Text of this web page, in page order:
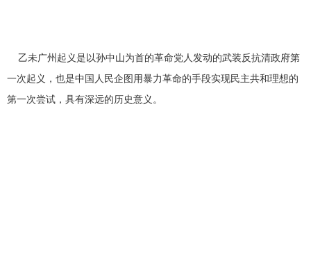
乙未广州起义是以孙中山为首的革命党人发动的武装反抗清政府第
一次起义，也是中国人民企图用暴力革命的手段实现民主共和理想的
第一次尝试，具有深远的历史意义。